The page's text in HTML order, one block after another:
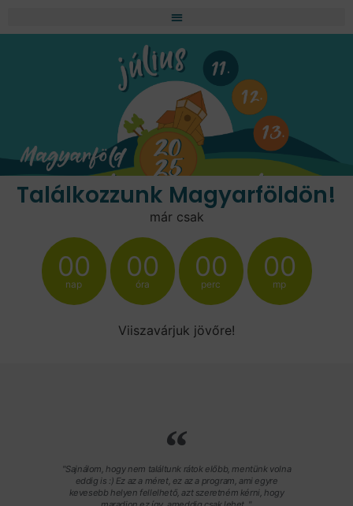
Találkozzunk Magyarföldön!
már csak
00
nap
00
óra
00
perc
00
mp
Viiszavárjuk jövőre!
"Sajnálom, hogy nem találtunk rátok előbb, mentünk volna
eddig is :) Ez az a méret, ez az a program, ami egyre
kevesebb helyen fellelhető, azt szeretném kérni, hogy